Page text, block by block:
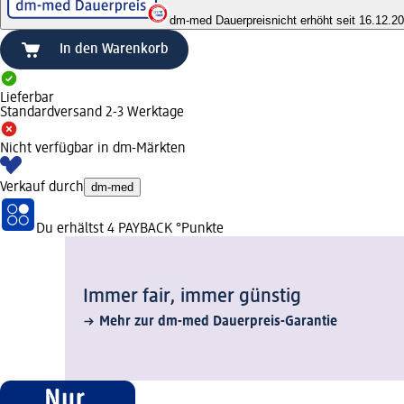
dm-med Dauerpreisnicht erhöht seit
In den Warenkorb
Lieferbar
Standardversand 2-3 Werktage
Nicht verfügbar in dm-Märkten
Verkauf durch dm-med
Du erhältst 4 PAYBACK °Punkte
Immer fair,­ immer günstig
Mehr zur dm-med Dauerpreis-Garantie